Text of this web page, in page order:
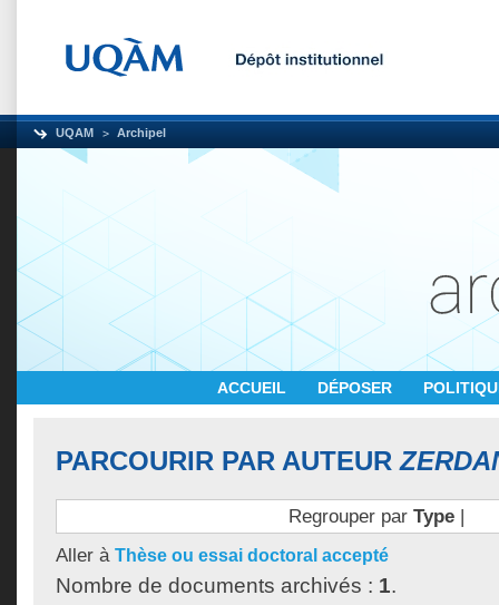
UQAM Archipel
ACCUEIL DÉPOSER
PARCOURIR PAR AUTEUR
Regrouper par Type|
Aller à Thèse ou essai doctoral accepté
Nombre de documents archivés : 1.